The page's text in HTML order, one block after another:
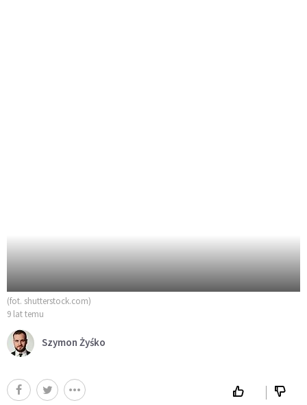
(fot. shutterstock.com)
9 lat temu
Szymon Żyśko